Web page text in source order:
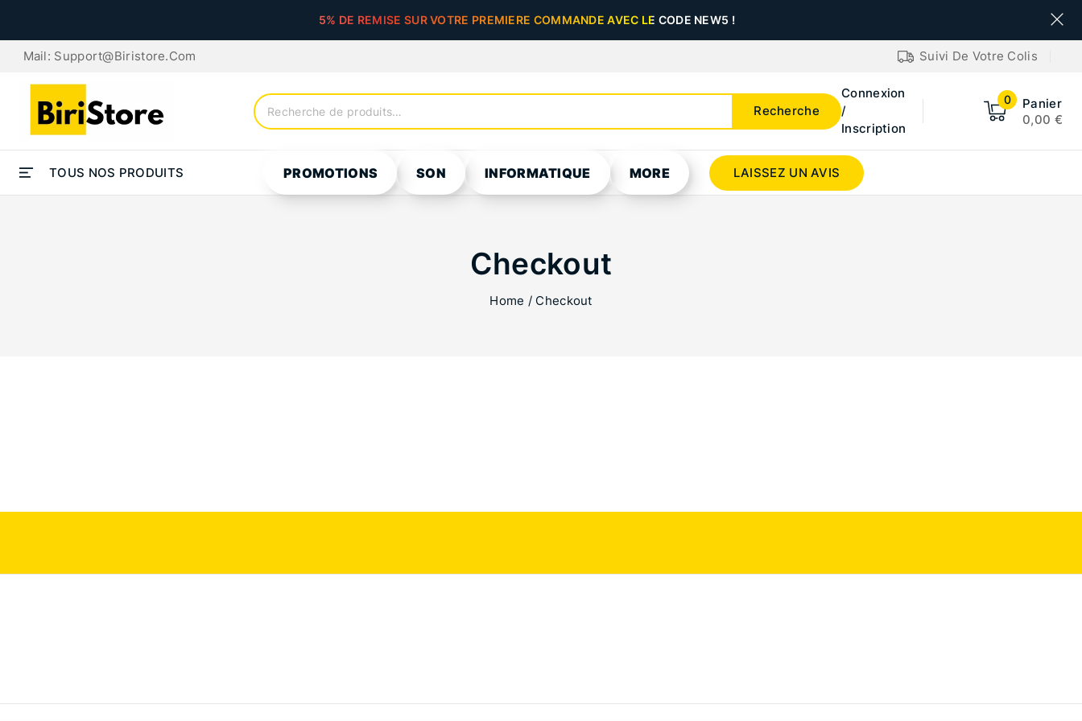
5% DE REMISE SUR VOTRE PREMIERE COMMANDE AVEC LE CODE NEW5 !
Mail: Support@biristore.com Suivi De Votre Colis
Recherche
Connexion
/
Inscription
Panier
0
0,00 €
TOUS NOS PRODUITS PROMOTIONS SON INFORMATIQUE MORE LAISSEZ UN AVIS
Checkout
Home / Checkout